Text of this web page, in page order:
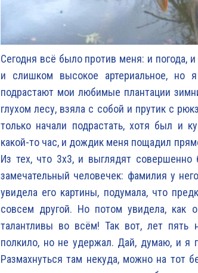
Сегодня всё было против меня: и погода,
и слишком высокое артериальное,
подрастают мои любимые плантации
глухом лесу, взяла с собой и прутик с
только начали подрастать, хотя был и
какой-то час, и дождик меня пощадил
Из тех, что 3х3, и выглядят
замечательный человечек: фамилия у
увидела его картины, подумала, что
совсем другой. Но потом увидела, как
талантливы во всём! Так вот, лет пять
полкило, но не удержал. Дай, думаю, и я
Размахнуться там некуда, можно на тот